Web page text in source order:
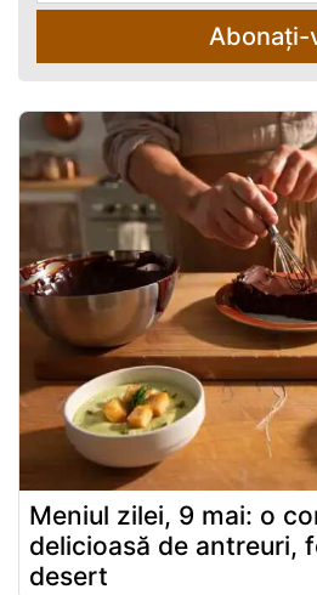
Abonați-
Meniul zilei, 9 mai: o
delicioasă de antreuri,
desert